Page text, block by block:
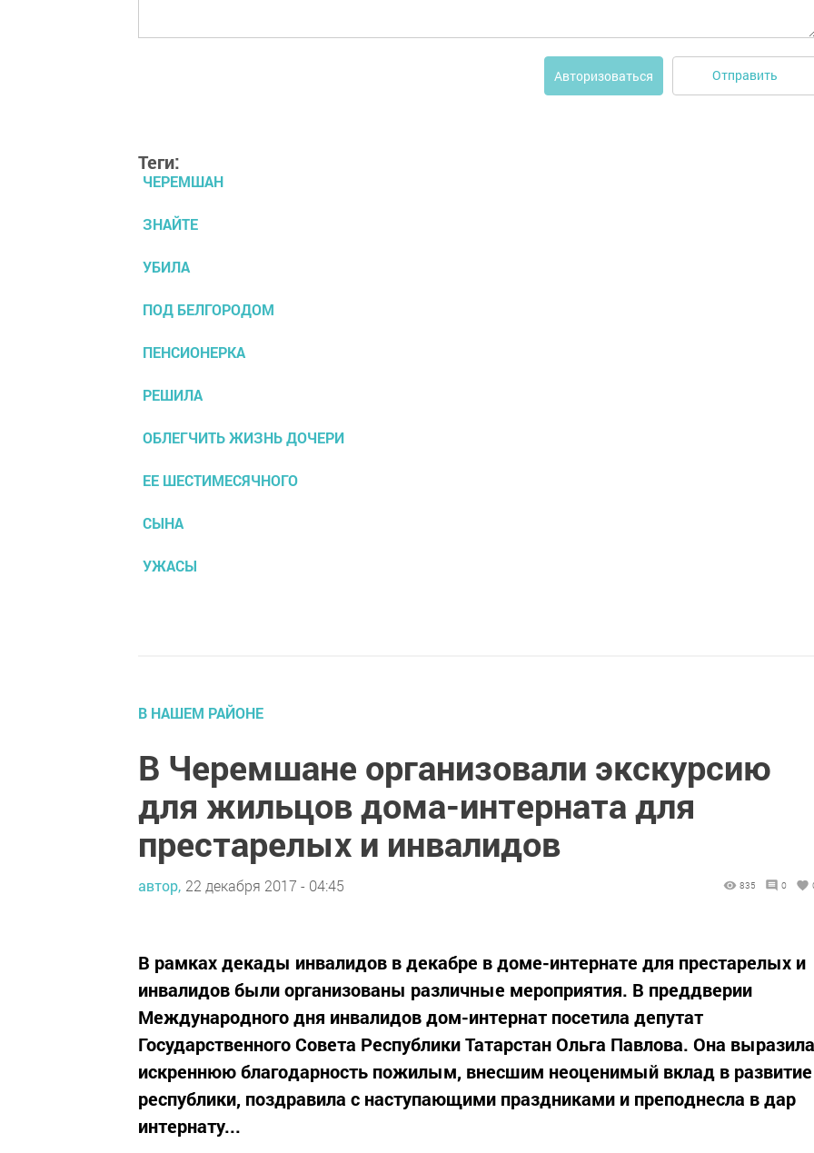
Авторизоваться Отправить
Теги:
ЧЕРЕМШАН
ЗНАЙТЕ
УБИЛА
ПОД БЕЛГОРОДОМ
ПЕНСИОНЕРКА
РЕШИЛА
ОБЛЕГЧИТЬ ЖИЗНЬ ДОЧЕРИ
ЕЕ ШЕСТИМЕСЯЧНОГО
СЫНА
УЖАСЫ
В НАШЕМ РАЙОНЕ
В Черемшане организовали экскурсию
для жильцов дома-интерната для
престарелых и инвалидов
автор, 22 декабря 2017 - 04:45 835 0
В рамках декады инвалидов в декабре в доме-интернате для престарелых и
инвалидов были организованы различные мероприятия. В преддверии
Международного дня инвалидов дом-интернат посетила депутат
Государственного Совета Республики Татарстан Ольга Павлова. Она выразила
искреннюю благодарность пожилым, внесшим неоценимый вклад в развитие
республики, поздравила с наступающими праздниками и преподнесла в дар
интернату...